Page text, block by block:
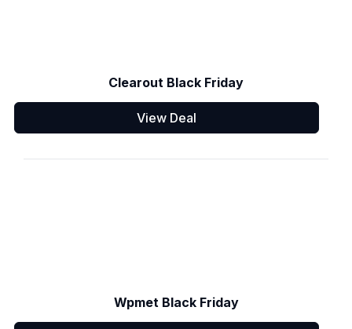
Clearout Black Friday
View Deal
Wpmet Black Friday